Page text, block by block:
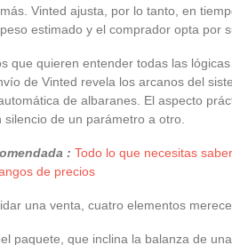
Vinted ajusta, por lo tanto, en
estimado y el comprador opta por
que quieren entender todas las
de Vinted revela los arcanos del
de albaranes. El aspecto
de un parámetro a otro.
: Todo lo que necesitas
de precios
una venta, cuatro elementos
paquete, que inclina la balanza de